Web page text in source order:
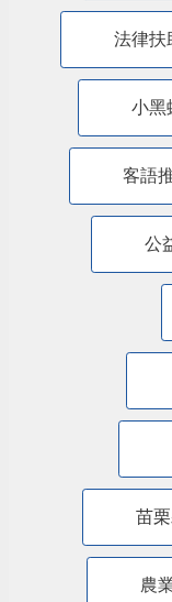
法律扶
小黑
客語
公
苗
農